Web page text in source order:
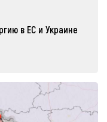
в ЕС и Украине